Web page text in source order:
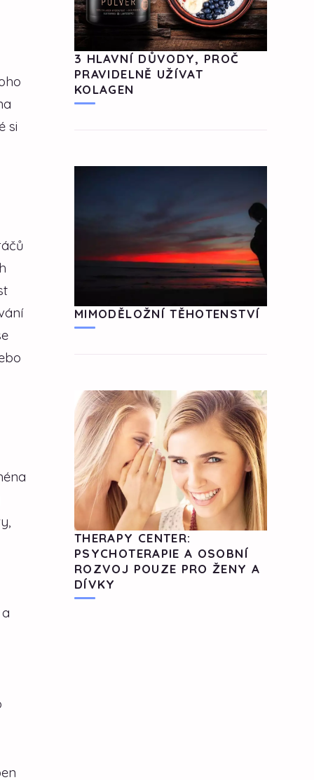
si
3 HLAVNÍ DŮVODY, PROČ
PRAVIDELNĚ UŽÍVAT
KOLAGEN
MIMODĚLOŽNÍ TĚHOTENSTVÍ
THERAPY CENTER:
PSYCHOTERAPIE A OSOBNÍ
ROZVOJ POUZE PRO ŽENY A
DÍVKY